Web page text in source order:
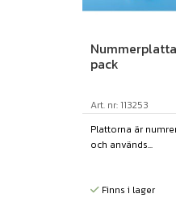
pack
Art. nr: 113253
Plattorna är
och används...
Finns i lager